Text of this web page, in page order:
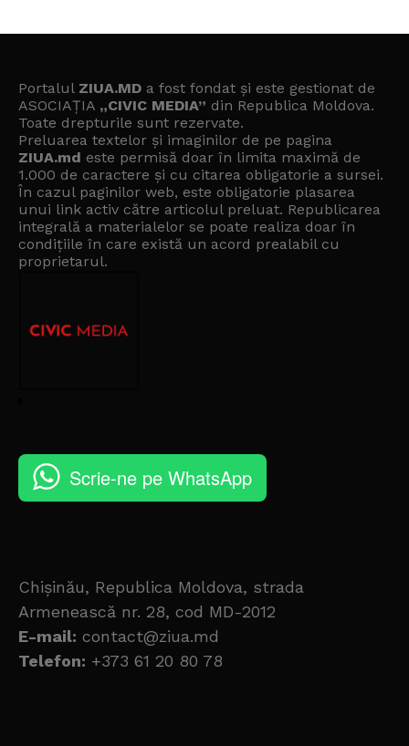
Portalul ZIUA.MD a fost fondat și este gestionat de
ASOCIAȚIA „CIVIC MEDIA” din Republica Moldova.
Toate drepturile sunt rezervate.
Preluarea textelor și imaginilor de pe pagina
ZIUA.md este permisă doar în limita maximă de
1.000 de caractere și cu citarea obligatorie a sursei.
În cazul paginilor web, este obligatorie plasarea
unui link activ către articolul preluat. Republicarea
integrală a materialelor se poate realiza doar în
condițiile în care există un acord prealabil cu
proprietarul.
Scrie-ne pe WhatsApp
Chișinău, Republica Moldova, strada
Armenească nr. 28, cod MD-2012
E-mail: contact@ziua.md
Telefon: +373 61 20 80 78